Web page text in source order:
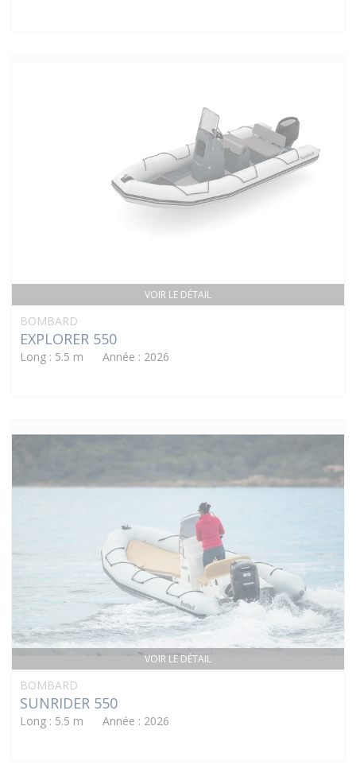
VOIR LE DÉTAIL
BOMBARD
EXPLORER 550
Long : 5.5 m Année : 2026
VOIR LE DÉTAIL
BOMBARD
SUNRIDER 550
Long : 5.5 m Année : 2026